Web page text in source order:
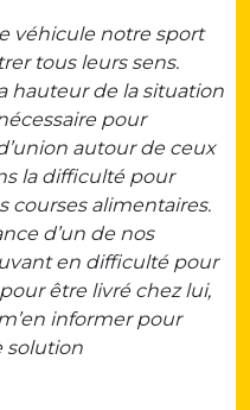
véhicule notre sport
tous leurs sens.
hauteur de la situation
pour
autour de ceux
la difficulté pour
courses alimentaires.
d’un de nos
en difficulté pour
être livré chez lui,
informer pour
solution